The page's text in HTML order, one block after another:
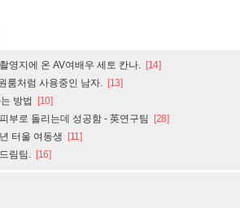
영지에 온 AV여배우 세토 칸나. [14]
룸처럼 사용중인 남자. [13]
방법 [10]
부로 돌리는데 성공함 - 英연구팀 [28]
터울 여동생 [11]
림팀. [16]